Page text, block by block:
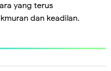
yang terus
dan keadilan.